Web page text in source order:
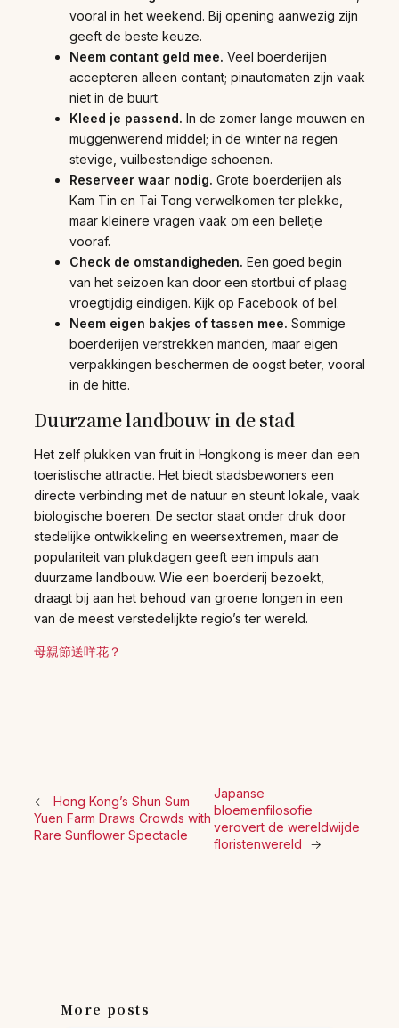
vooral in het weekend. Bij opening aanwezig zijn
geeft de beste keuze.
Neem contant geld mee. Veel boerderijen
accepteren alleen contant; pinautomaten zijn vaak
niet in de buurt.
Kleed je passend. In de zomer lange mouwen en
muggenwerend middel; in de winter na regen
stevige, vuilbestendige schoenen.
Reserveer waar nodig. Grote boerderijen als
Kam Tin en Tai Tong verwelkomen ter plekke,
maar kleinere vragen vaak om een belletje
vooraf.
Check de omstandigheden. Een goed begin
van het seizoen kan door een stortbui of plaag
vroegtijdig eindigen. Kijk op Facebook of bel.
Neem eigen bakjes of tassen mee. Sommige
boerderijen verstrekken manden, maar eigen
verpakkingen beschermen de oogst beter, vooral
in de hitte.
Duurzame landbouw in de stad
Het zelf plukken van fruit in Hongkong is meer dan een
toeristische attractie. Het biedt stadsbewoners een
directe verbinding met de natuur en steunt lokale, vaak
biologische boeren. De sector staat onder druk door
stedelijke ontwikkeling en weersextremen, maar de
populariteit van plukdagen geeft een impuls aan
duurzame landbouw. Wie een boerderij bezoekt,
draagt bij aan het behoud van groene longen in een
van de meest verstedelijkte regio’s ter wereld.
母親節送咩花？
← Hong Kong’s Shun Sum
Yuen Farm Draws Crowds with
Rare Sunflower Spectacle
Japanse
bloemenfilosofie
verovert de wereldwijde
floristenwereld
→
More posts